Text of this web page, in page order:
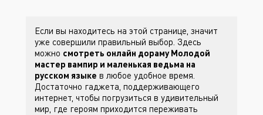
Если вы находитесь на этой странице, значит
уже совершили правильный выбор. Здесь
можно смотреть онлайн дораму Молодой
мастер вампир и маленькая ведьма на
русском языке в любое удобное время.
Достаточно гаджета, поддерживающего
интернет, чтобы погрузиться в удивительный
мир, где героям приходится переживать